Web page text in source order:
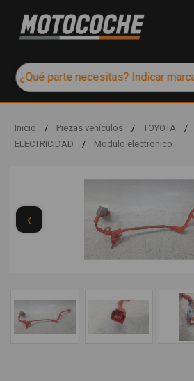
Inicio / Piezas vehículos / TOYOTA /
ELECTRICIDAD
/ Modulo electronico
‹